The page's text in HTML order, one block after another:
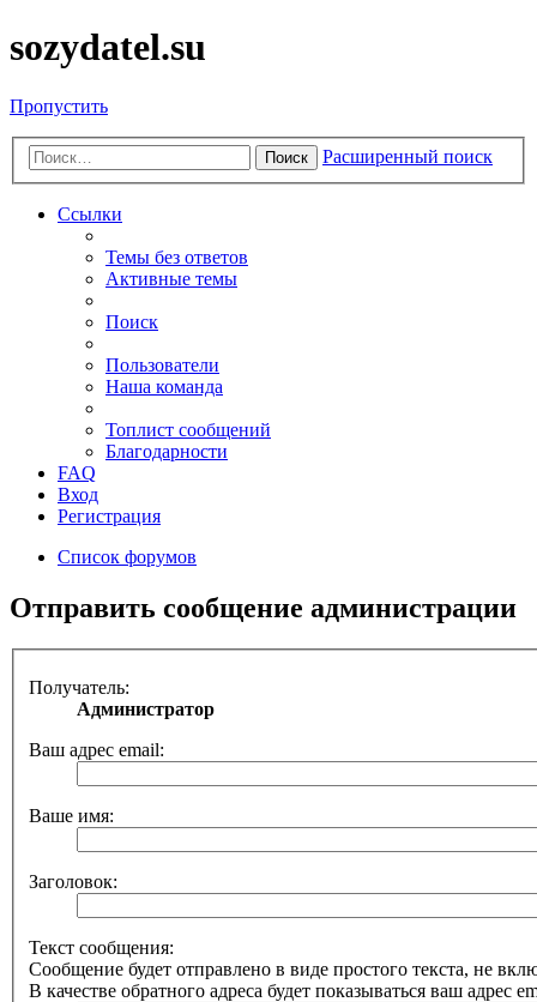
sozydatel.su
Пропустить
Поиск Расширенный поиск
Ссылки
Темы без ответов
Активные темы
Поиск
Пользователи
Наша команда
Топлист сообщений
Благодарности
FAQ
Вход
Регистрация
Список форумов
Отправить сообщение администрации
Получатель:
Администратор
Ваш адрес email:
Ваше имя:
Заголовок:
Текст сообщения:
Сообщение будет отправлено в виде простого текста, не
В качестве обратного адреса будет показываться ваш адрес